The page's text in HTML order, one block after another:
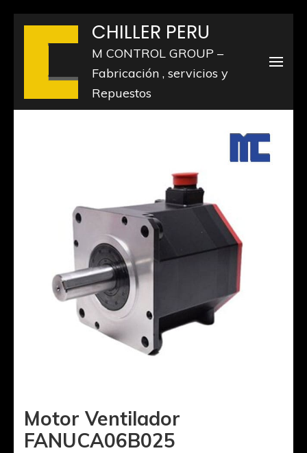
Saltar
(presiona
CHILLER PERU
M CONTROL GROUP –
Fabricación , servicios y
Repuestos
Motor Ventilador
FANUCA06B025